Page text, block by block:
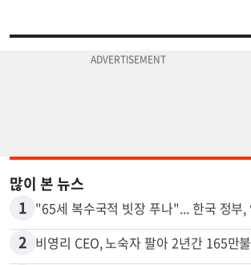
많이 본 뉴스
1
2 비영리 CEO, 노숙자 팔아 2년간 165만불